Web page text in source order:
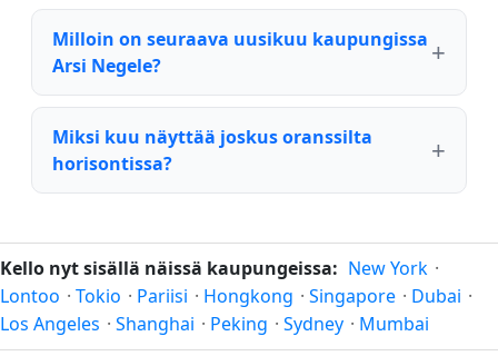
Milloin on seuraava uusikuu kaupungissa
Arsi Negele?
Miksi kuu näyttää joskus oranssilta
horisontissa?
Kello nyt sisällä näissä kaupungeissa: New York ·
Lontoo · Tokio · Pariisi · Hongkong · Singapore · Dubai ·
Los Angeles · Shanghai · Peking · Sydney · Mumbai